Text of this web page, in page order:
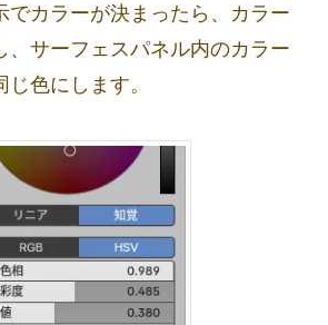
でカラーが決まったら、カラー
、サーフェスパネル内のカラー
色にします。